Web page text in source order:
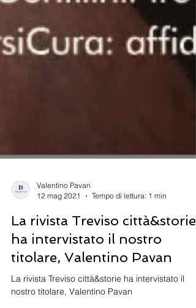
12 mag 2021
Tempo di lettura: 1 min
La rivista Treviso città&storie
ha intervistato il nostro
titolare, Valentino Pavan